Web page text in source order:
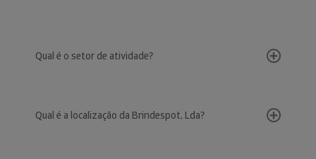
Qual é o setor de atividade?
Qual é a localização da Brindespot, Lda?